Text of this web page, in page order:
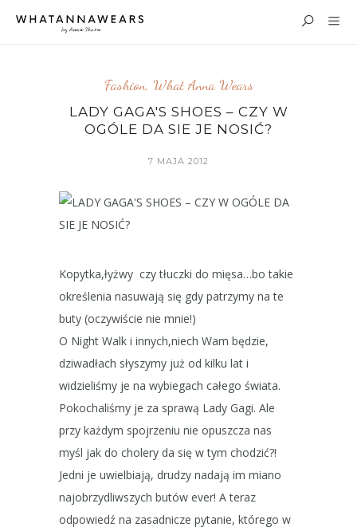
Fashion, What Anna Wears
LADY GAGA'S SHOES – CZY W
OGÓLE DA SIE JE NOSIĆ?
7 MAJA 2012
Kopytka,łyżwy czy tłuczki do mięsa…bo takie
określenia nasuwają się gdy patrzymy na te
buty (oczywiście nie mnie!)
O Night Walk i innych,niech Wam będzie,
dziwadłach słyszymy już od kilku lat i
widzieliśmy je na wybiegach całego świata.
Pokochaliśmy je za sprawą Lady Gagi. Ale
przy każdym spojrzeniu nie opuszcza nas
myśl jak do cholery da się w tym chodzić?!
Jedni je uwielbiają, drudzy nadają im miano
najobrzydliwszych butów ever! A teraz
odpowiedź na zasadnicze pytanie, którego w